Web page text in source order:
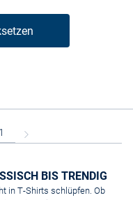
BIS TRENDIG
in T-Shirts schlüpfen. Ob